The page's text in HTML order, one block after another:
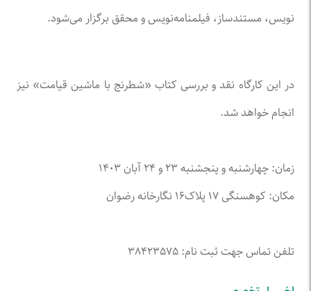
نویس، مستندساز، فیلمنامه‌نویس و محقق برگزار می‌شود.
در این کارگاه نقد و بررسی کتاب «شطرنج با ماشین قیامت» نیز
انجام خواهد شد.
زمان: چهارشنبه و پنجشنبه ۲۳ و ۲۴ آبان ۱۴۰۳
مکان: کوهسنگی ۱۷ پلاک۱۶ نگارخانه رضوان
تلفن تماس جهت ثبت نام: ۳۸۴۲۳۵۷۵